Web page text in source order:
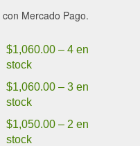
con Mercado Pago.
$1,060.00– 4 en
stock
$1,060.00– 3 en
stock
$1,050.00– 2 en
stock